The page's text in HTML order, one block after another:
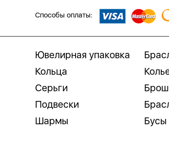
Способы оплаты:
Ювелирная упаковка
Кольца
Серьги
Подвески
Шармы
Бусы